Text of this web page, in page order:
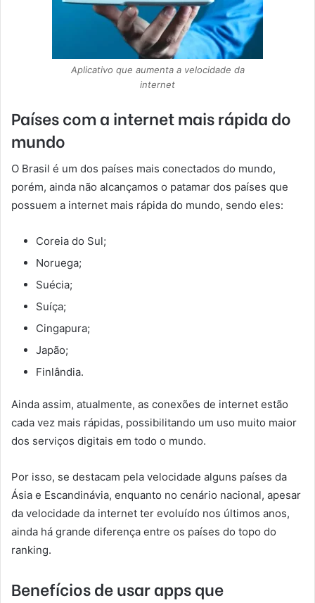
Aplicativo que aumenta a velocidade da
internet
Países com a internet mais rápida do
mundo
O Brasil é um dos países mais conectados do mundo,
porém, ainda não alcançamos o patamar dos países que
possuem a internet mais rápida do mundo, sendo eles:
Coreia do Sul;
Noruega;
Suécia;
Suíça;
Cingapura;
Japão;
Finlândia.
Ainda assim, atualmente, as conexões de internet estão
cada vez mais rápidas, possibilitando um uso muito maior
dos serviços digitais em todo o mundo.
Por isso, se destacam pela velocidade alguns países da
Ásia e Escandinávia, enquanto no cenário nacional, apesar
da velocidade da internet ter evoluído nos últimos anos,
ainda há grande diferença entre os países do topo do
ranking.
Benefícios de usar apps que